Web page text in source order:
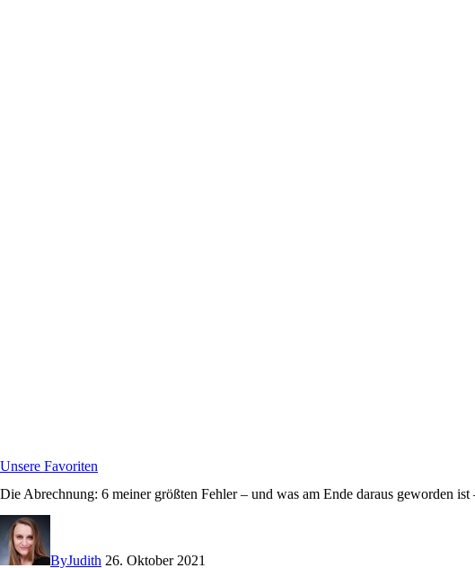
Unsere Favoriten
Die Abrechnung: 6 meiner größten Fehler – und was am Ende daraus geworden ist
ByJudith 26. Oktober 2021